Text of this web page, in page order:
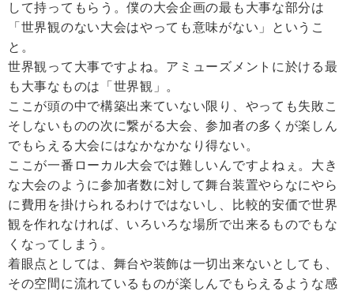
して持ってもらう。僕の大会企画の最も大事な部分は
「世界観のない大会はやっても意味がない」というこ
と。
世界観って大事ですよね。アミューズメントに於ける最
も大事なものは「世界観」。
ここが頭の中で構築出来ていない限り、やっても失敗こ
そしないものの次に繋がる大会、参加者の多くが楽しん
でもらえる大会にはなかなかなり得ない。
ここが一番ローカル大会では難しいんですよねぇ。大き
な大会のように参加者数に対して舞台装置やらなにやら
に費用を掛けられるわけではないし、比較的安価で世界
観を作れなければ、いろいろな場所で出来るものでもな
くなってしまう。
着眼点としては、舞台や装飾は一切出来ないとしても、
その空間に流れているものが楽しんでもらえるような感